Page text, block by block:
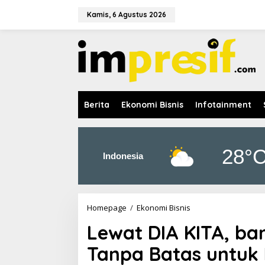
Kamis, 6 Agustus 2026
Berita Ekonomi Bisnis Infotainment
Indonesia
Homepage / Ekonomi Bisnis
w
a
t
D
Lewat DIA KITA,
Tanpa Batas